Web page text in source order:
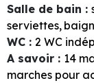
Salle de bain :
serviettes
WC : 2 WC
A savoir : 14
marches pour